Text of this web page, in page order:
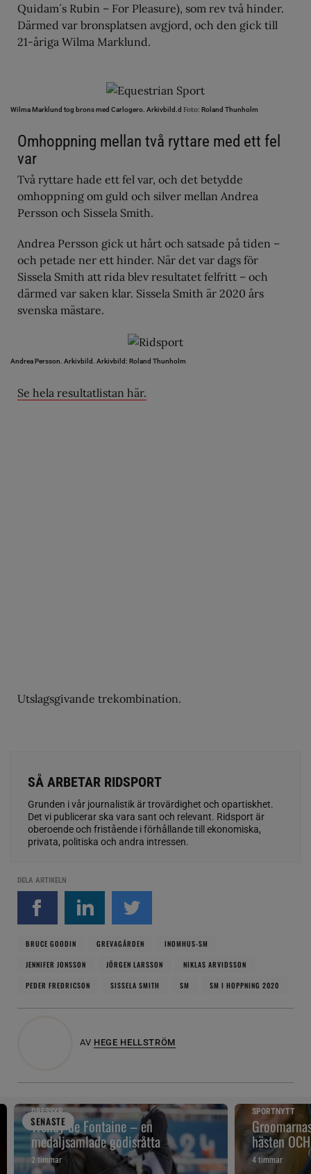
Quidam´s Rubin – For Pleasure), som rev två hinder.
Därmed var bronsplatsen avgjord, och den gick till
21-åriga Wilma Marklund.
Wilma Marklund tog brons med Carlogero. Arkivbild.d Foto: Roland Thunholm
Omhoppning mellan två ryttare med ett fel
var
Två ryttare hade ett fel var, och det betydde
omhoppning om guld och silver mellan Andrea
Persson och Sissela Smith.
Andrea Persson gick ut hårt och satsade på tiden –
och petade ner ett hinder. När det var dags för
Sissela Smith att rida blev resultatet felfritt – och
därmed var saken klar. Sissela Smith är 2020 års
svenska mästare.
Andrea Persson. Arkivbild. Arkivbild: Roland Thunholm
Se hela resultatlistan här.
Utslagsgivande trekombination.
SÅ ARBETAR RIDSPORT
Grunden i vår journalistik är trovärdighet och opartiskhet.
Det vi publicerar ska vara sant och relevant. Ridsport är
oberoende och fristående i förhållande till ekonomiska,
privata, politiska och andra intressen.
DELA ARTIKELN
BRUCE GOODIN GREVAGÅRDEN
INOMHUS-SM
JENNIFER JONSSON
JÖRGEN LARSSON
NIKLAS ARVIDSSON
PEDER FREDRICSON
SISSELA SMITH SM SM I HOPPNING 2020
AV HEGE HELLSTRÖM
SENASTE
DRESSYR
Wendy de Fontaine – en
medaljsamlade godisråtta
2 timmar
SPORTNYTT
hästen
4 timmar